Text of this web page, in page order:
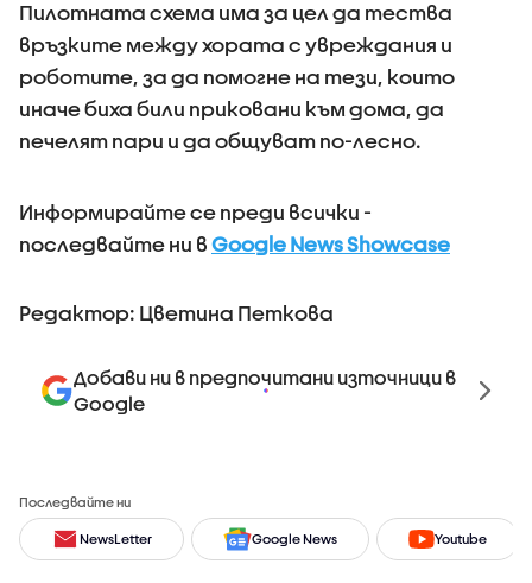
Пилотната схема има за цел да тества
връзките между хората с увреждания и
роботите, за да помогне на тези, които
иначе биха били приковани към дома, да
печелят пари и да общуват по-лесно.
Информирайте се преди всички -
последвайте ни в Google News Showcase
Редактор: Цветина Петкова
Добави ни в предпочитани източници в
Google
Последвайте ни
NewsLetter Google News Youtube